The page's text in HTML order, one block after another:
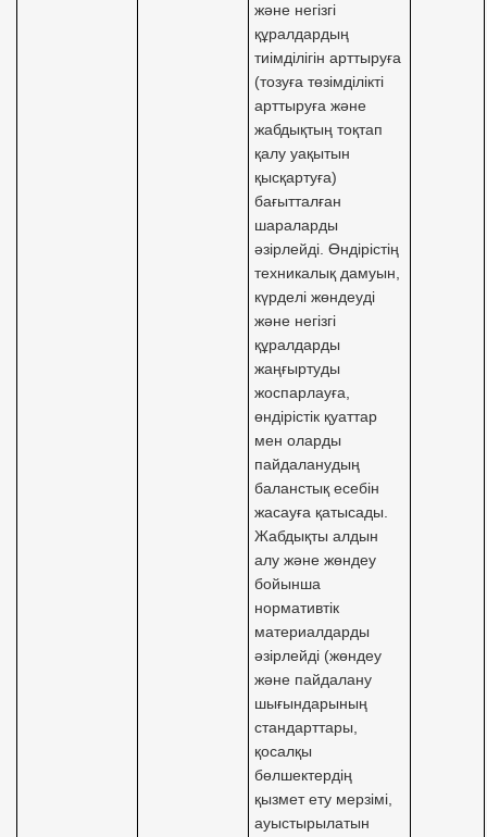
және негізгі
құралдардың
тиімділігін арттыруға
(тозуға төзімділікті
арттыруға және
жабдықтың тоқтап
қалу уақытын
қысқартуға)
бағытталған
шараларды
әзірлейді. Өндірістің
техникалық дамуын,
күрделі жөндеуді
және негізгі
құралдарды
жаңғыртуды
жоспарлауға,
өндірістік қуаттар
мен оларды
пайдаланудың
баланстық есебін
жасауға қатысады.
Жабдықты алдын
алу және жөндеу
бойынша
нормативтік
материалдарды
әзірлейді (жөндеу
және пайдалану
шығындарының
стандарттары,
қосалқы
бөлшектердің
қызмет ету мерзімі,
ауыстырылатын